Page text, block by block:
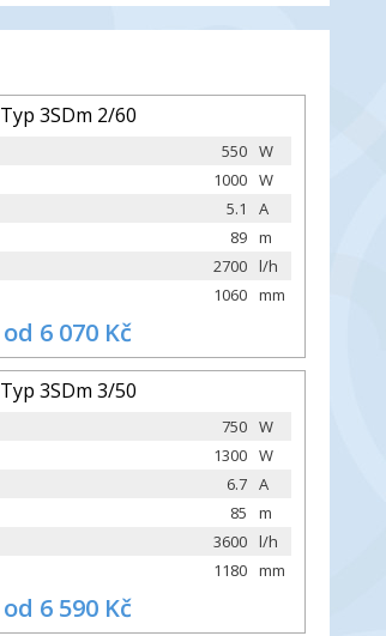
Typ 3SDm 2/60
550 W
1000 W
5.1
A
89 m
2700 l/h
1060 mm
od 6 070 Kč
Typ 3SDm 3/50
750 W
1300 W
6.7 A
85
m
3600 l/h
1180 mm
od 6 590 Kč